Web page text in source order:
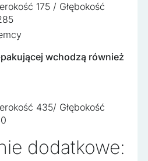
175 / Głębokość
wchodzą również
435/ Głębokość
dodatkowe: